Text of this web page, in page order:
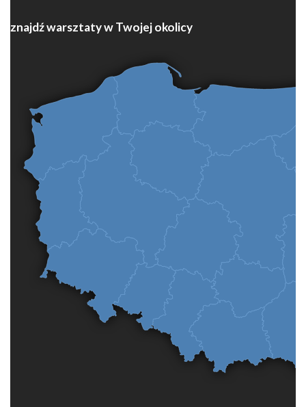
znajdź warsztaty w Twojej okolicy